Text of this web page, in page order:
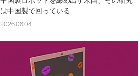
は中国製で回っている
2026.08.04